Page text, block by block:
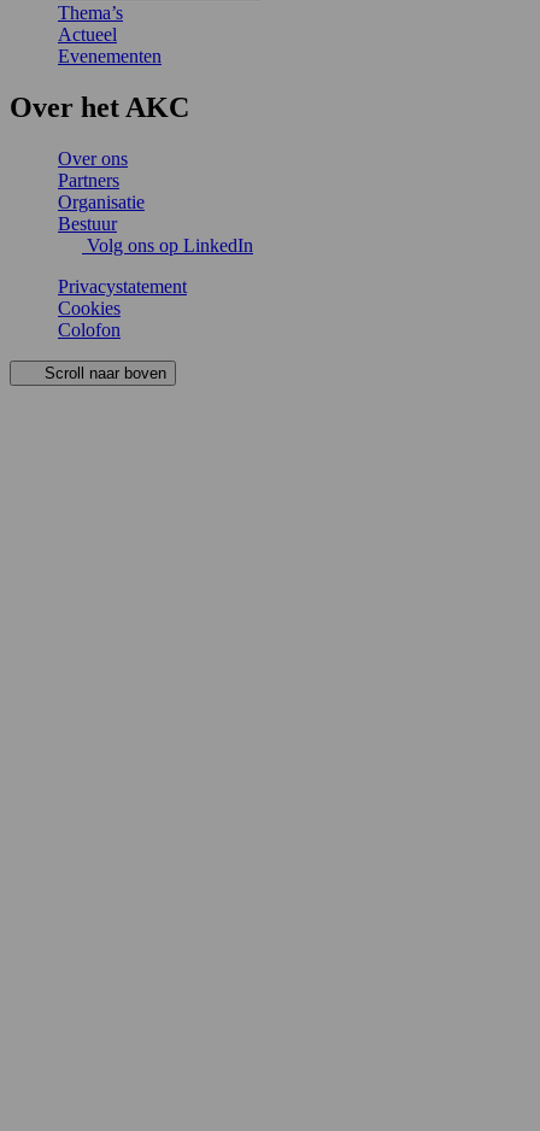
Thema’s
Actueel
Evenementen
Over het AKC
Over ons
Partners
Organisatie
Bestuur
Volg ons op LinkedIn
Privacystatement
Cookies
Colofon
Scroll naar boven